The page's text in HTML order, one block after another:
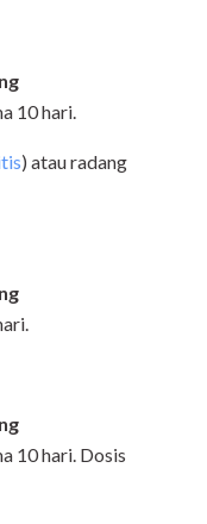
10 hari.
) atau radang
10 hari. Dosis